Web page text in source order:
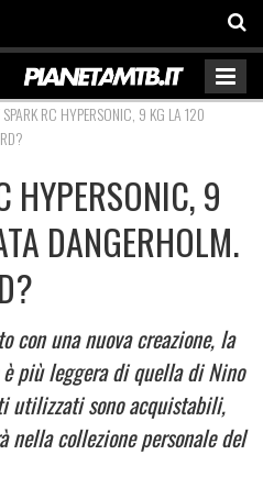
SPARK RC HYPERSONIC, 9 KG LA 120
HYPERSONIC, 9
DANGERHOLM.
con una nuova creazione, la
più leggera di quella di Nino
utilizzati sono acquistabili,
collezione personale del